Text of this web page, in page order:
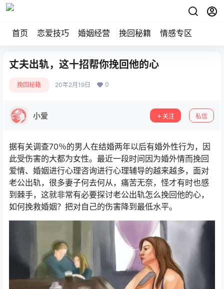
首页 恋爱技巧 婚姻经营 挽回秘籍 情感专区
丈夫出轨，这十招帮你挽回他的心
挽回秘籍 20年2月19日 0
小爱 关注 私信
据有关调查70％的男人在结婚两年以后有婚外性行为，因
此受伤害的大都为女性。最近一段时间因为婚外情而挽回
爱情、婚姻进行心理咨询进行心理辅导的越来越多，面对
老公出轨，很多妻子何去何从，痛苦无奈，怪才有时也感
到棘手，这就非常有必要探讨老公出轨怎么挽回他的心，
如何挽救婚姻？把对自己的伤害降到最低水平。